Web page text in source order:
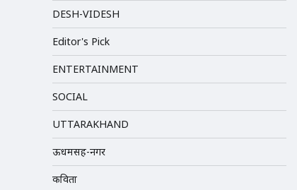
DESH-VIDESH
Editor's Pick
ENTERTAINMENT
SOCIAL
UTTARAKHAND
ऊधमसिंह-नगर
कविता